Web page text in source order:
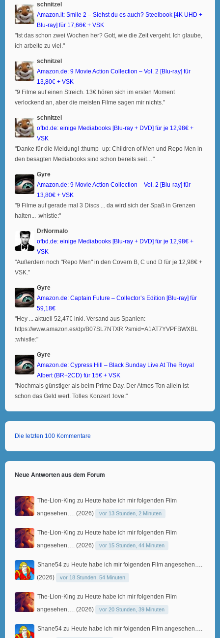
schnitzel
Amazon.it: Smile 2 – Siehst du es auch? Steelbook [4K UHD +
Blu-ray] für 17,66€ + VSK
"Ist das schon zwei Wochen her? Gott, wie die Zeit vergeht. Ich glaube,
ich arbeite zu viel."
schnitzel
Amazon.de: 9 Movie Action Collection – Vol. 2 [Blu-ray] für
13,80€ + VSK
"9 Filme auf einen Streich. 13€ hören sich im ersten Moment
verlockend an, aber die meisten Filme sagen mir nichts."
schnitzel
ofbd.de: einige Mediabooks [Blu-ray + DVD] für je 12,98€ +
VSK
"Danke für die Meldung! :thump_up: Children of Men und Repo Men in
den besagten Mediabooks sind schon bereits seit…"
Gyre
Amazon.de: 9 Movie Action Collection – Vol. 2 [Blu-ray] für
13,80€ + VSK
"9 Filme auf gerade mal 3 Discs ... da wird sich der Spaß in Grenzen
halten... :whistle:"
DrNormalo
ofbd.de: einige Mediabooks [Blu-ray + DVD] für je 12,98€ +
VSK
"Außerdem noch "Repo Men" in den Covern B, C und D für je 12,98€ +
VSK."
Gyre
Amazon.de: Captain Future – Collector’s Edition [Blu-ray] für
59,18€
"Hey ... aktuell 52,47€ inkl. Versand aus Spanien:
https://www.amazon.es/dp/B07SL7NTXR ?smid=A1AT7YVPFBWXBL
:whistle:"
Gyre
Amazon.de: Cypress Hill – Black Sunday Live At The Royal
Albert (BR+2CD) für 15€ + VSK
"Nochmals günstiger als beim Prime Day. Der Atmos Ton allein ist
schon das Geld wert. Tolles Konzert :love:"
Die letzten 100 Kommentare
Neue Antworten aus dem Forum
The-Lion-King zu Heute habe ich mir folgenden Film
angesehen…. (2026)
vor 13 Stunden, 2 Minuten
The-Lion-King zu Heute habe ich mir folgenden Film
angesehen…. (2026)
vor 15 Stunden, 44 Minuten
Shane54 zu Heute habe ich mir folgenden Film angesehen….
(2026)
vor 18 Stunden, 54 Minuten
The-Lion-King zu Heute habe ich mir folgenden Film
angesehen…. (2026)
vor 20 Stunden, 39 Minuten
Shane54 zu Heute habe ich mir folgenden Film angesehen….